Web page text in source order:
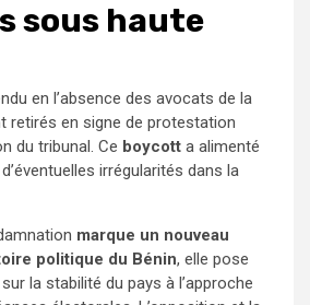
sous haute
en l’absence des avocats de la
retirés en signe de protestation
du tribunal. Ce boycott a alimenté
irrégularités dans la
marque un nouveau
politique du Bénin, elle pose
la stabilité du pays à l’approche